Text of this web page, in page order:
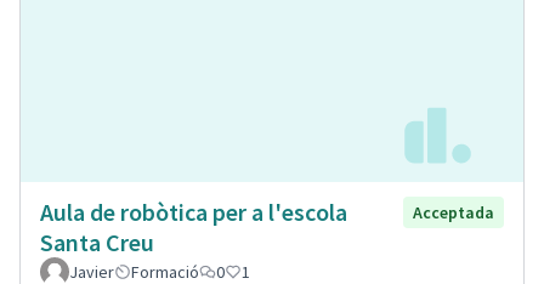
Aula de robòtica per a l'escola
Santa Creu
Acceptada
Javier Formació 0 1